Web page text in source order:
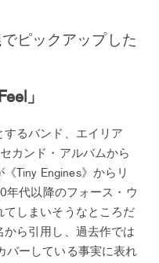
ピックアップした
」
るバンド、エイリア
カンド・アルバムから
Tiny Engines》からリ
年代以降のフォース・ウ
てしまいそうなところだ
ら引用し、過去作では
バーしている事実に表れ